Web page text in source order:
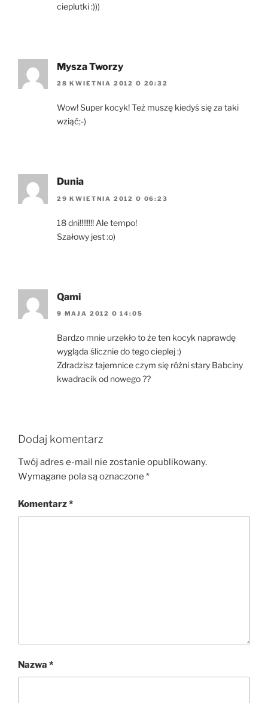
cieplutki :)))
Mysza Tworzy
28 KWIETNIA 2012 O 20:32
Wow! Super kocyk! Też muszę kiedyś się za taki
wziąć;-)
Dunia
29 KWIETNIA 2012 O 06:23
18 dni!!!!!!!! Ale tempo!
Szałowy jest :o)
Qami
9 MAJA 2012 O 14:05
Bardzo mnie urzekło to że ten kocyk naprawdę
wygląda ślicznie do tego cieplej :)
Zdradzisz tajemnice czym się różni stary Babciny
kwadracik od nowego ??
Dodaj komentarz
Twój adres e-mail nie zostanie opublikowany.
Wymagane pola są oznaczone *
Komentarz*
Nazwa *